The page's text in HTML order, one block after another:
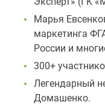
Марья
маркетинга
России и
300+
Легендарный
Домашенко.